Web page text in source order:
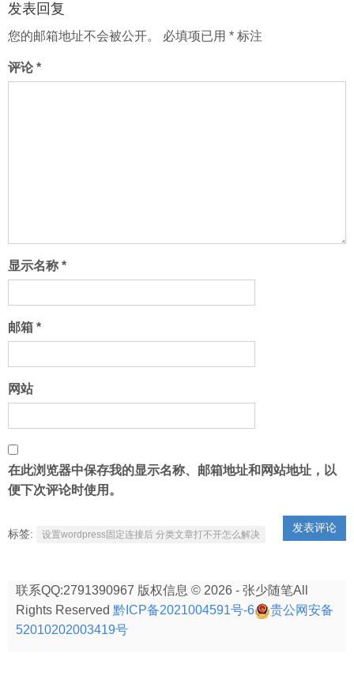
标签: 设置wordpress固定连接后 分类文章打不开怎么解决
发表回复
您的邮箱地址不会被公开。 必填项已用 * 标注
评论*
显示名称 *
邮箱 *
网站
在此浏览器中保存我的显示名称、邮箱地址和网站地址，以
便下次评论时使用。
联系QQ:2791390967 版权信息 © 2026 - 张少随笔All
Rights Reserved 黔ICP备2021004591号-6
贵公网安备
52010202003419号